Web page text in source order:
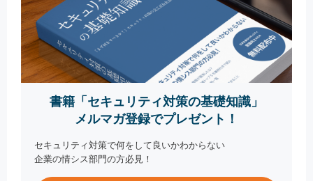
書籍「セキュリティ対策の基礎知識」
メルマガ登録でプレゼント！
セキュリティ対策で何をして良いかわからない
企業の情シス部門の方必見！